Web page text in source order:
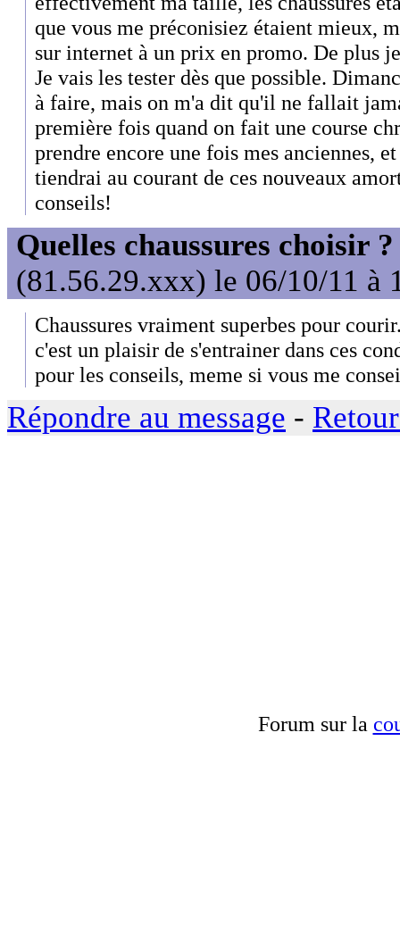
que vous me préconisiez étaient mieux,
sur internet à un prix en promo. De plus
Je vais les tester dès que possible.
à faire, mais on m'a dit qu'il ne fallait
première fois quand on fait une course
prendre encore une fois mes anciennes,
tiendrai au courant de ces nouveaux
conseils!
Quelles chaussures choisir ?
(81.56.29.xxx) le 06/10/11 à
Chaussures vraiment superbes pour
c'est un plaisir de s'entrainer dans ces
pour les conseils, meme si vous me
Répondre au message -
Forum sur la